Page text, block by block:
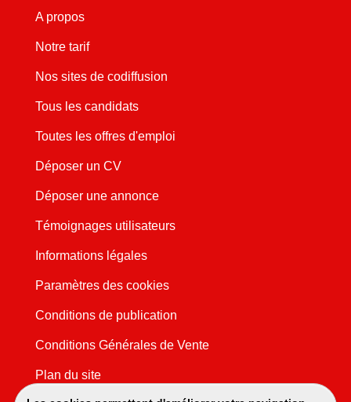
A propos
Notre tarif
Nos sites de codiffusion
Tous les candidats
Toutes les offres d'emploi
Déposer un CV
Déposer une annonce
Témoignages utilisateurs
Informations légales
Paramètres des cookies
Conditions de publication
Conditions Générales de Vente
Plan du site